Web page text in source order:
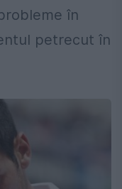
în
petrecut în